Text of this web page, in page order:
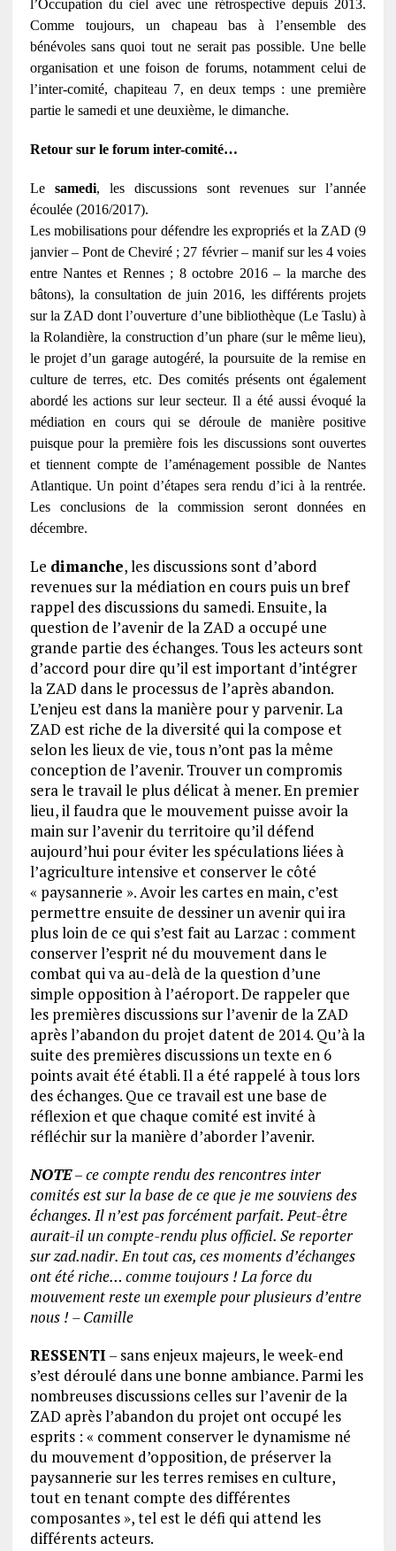
l’Occupation du ciel avec une rétrospective depuis 2013.
Comme toujours, un chapeau bas à l’ensemble des
bénévoles sans quoi tout ne serait pas possible. Une belle
organisation et une foison de forums, notamment celui de
l’inter-comité, chapiteau 7, en deux temps : une première
partie le samedi et une deuxième, le dimanche.
Retour sur le forum inter-comité…
Le samedi, les discussions sont revenues sur l’année
écoulée (2016/2017).
Les mobilisations pour défendre les expropriés et la ZAD (9
janvier – Pont de Cheviré ; 27 février – manif sur les 4 voies
entre Nantes et Rennes ; 8 octobre 2016 – la marche des
bâtons), la consultation de juin 2016, les différents projets
sur la ZAD dont l’ouverture d’une bibliothèque (Le Taslu) à
la Rolandière, la construction d’un phare (sur le même lieu),
le projet d’un garage autogéré, la poursuite de la remise en
culture de terres, etc. Des comités présents ont également
abordé les actions sur leur secteur. Il a été aussi évoqué la
médiation en cours qui se déroule de manière positive
puisque pour la première fois les discussions sont ouvertes
et tiennent compte de l’aménagement possible de Nantes
Atlantique. Un point d’étapes sera rendu d’ici à la rentrée.
Les conclusions de la commission seront données en
décembre.
Le dimanche, les discussions sont d’abord
revenues sur la médiation en cours puis un bref
rappel des discussions du samedi. Ensuite, la
question de l’avenir de la ZAD a occupé une
grande partie des échanges. Tous les acteurs sont
d’accord pour dire qu’il est important d’intégrer
la ZAD dans le processus de l’après abandon.
L’enjeu est dans la manière pour y parvenir. La
ZAD est riche de la diversité qui la compose et
selon les lieux de vie, tous n’ont pas la même
conception de l’avenir. Trouver un compromis
sera le travail le plus délicat à mener. En premier
lieu, il faudra que le mouvement puisse avoir la
main sur l’avenir du territoire qu’il défend
aujourd’hui pour éviter les spéculations liées à
l’agriculture intensive et conserver le côté
« paysannerie ». Avoir les cartes en main, c’est
permettre ensuite de dessiner un avenir qui ira
plus loin de ce qui s’est fait au Larzac : comment
conserver l’esprit né du mouvement dans le
combat qui va au-delà de la question d’une
simple opposition à l’aéroport. De rappeler que
les premières discussions sur l’avenir de la ZAD
après l’abandon du projet datent de 2014. Qu’à la
suite des premières discussions un texte en 6
points avait été établi. Il a été rappelé à tous lors
des échanges. Que ce travail est une base de
réflexion et que chaque comité est invité à
réfléchir sur la manière d’aborder l’avenir.
NOTE–ce compte rendu des rencontres inter
comités est sur la base de ce que je me souviens des
échanges. Il n’est pas forcément parfait. Peut-être
aurait-il un compte-rendu plus officiel. Se reporter
sur zad.nadir. En tout cas, ces moments d’échanges
ont été riche… comme toujours ! La force du
mouvement reste un exemple pour plusieurs d’entre
nous ! – Camille
RESSENTI – sans enjeux majeurs, le week-end
s’est déroulé dans une bonne ambiance. Parmi les
nombreuses discussions celles sur l’avenir de la
ZAD après l’abandon du projet ont occupé les
esprits : « comment conserver le dynamisme né
du mouvement d’opposition, de préserver la
paysannerie sur les terres remises en culture,
tout en tenant compte des différentes
composantes », tel est le défi qui attend les
différents acteurs.